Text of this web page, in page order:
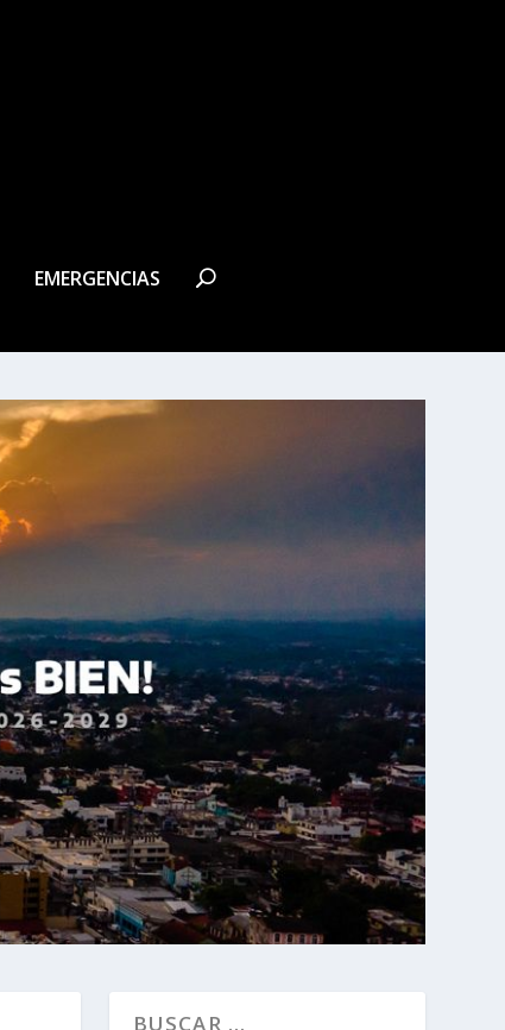
EMERGENCIAS